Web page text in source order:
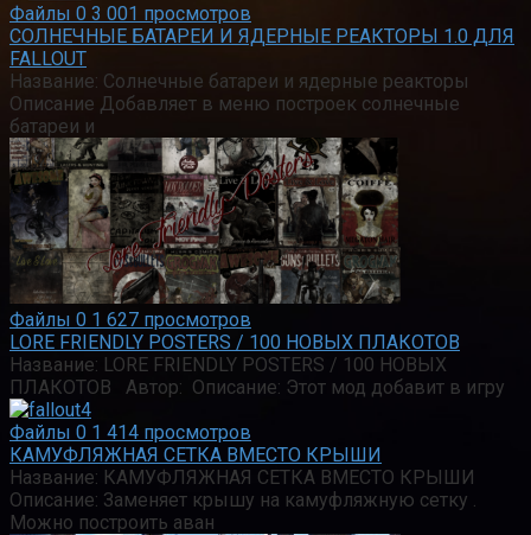
Файлы 0 3 001 просмотров
СОЛНЕЧНЫЕ БАТАРЕИ И ЯДЕРНЫЕ РЕАКТОРЫ 1.0 ДЛЯ
FALLOUT
Название: Солнечные батареи и ядерные реакторы
Описание Добавляет в меню построек солнечные
батареи и
Файлы 0 1 627 просмотров
LORE FRIENDLY POSTERS / 100 НОВЫХ ПЛАКОТОВ
Название: LORE FRIENDLY POSTERS / 100 НОВЫХ
ПЛАКОТОВ Автор: Описание: Этот мод добавит в игру
Файлы 0 1 414 просмотров
КАМУФЛЯЖНАЯ СЕТКА ВМЕСТО КРЫШИ
Название: КАМУФЛЯЖНАЯ СЕТКА ВМЕСТО КРЫШИ
Описание: Заменяет крышу на камуфляжную сетку .
Можно построить аван